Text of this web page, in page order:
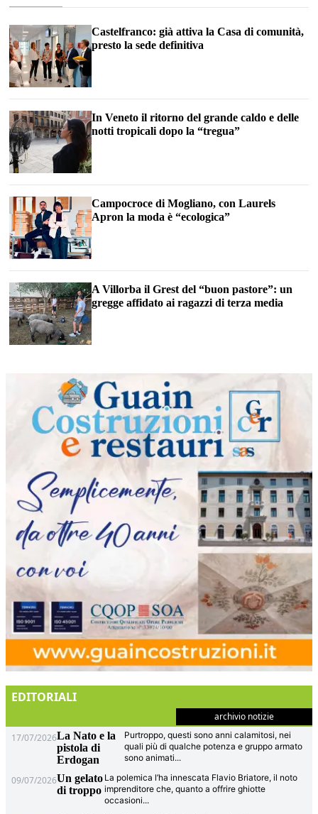
Castelfranco: già attiva la Casa di comunità,
presto la sede definitiva
In Veneto il ritorno del grande caldo e delle
notti tropicali dopo la “tregua”
Campocroce di Mogliano, con Laurels
Apron la moda è “ecologica”
A Villorba il Grest del “buon pastore”: un
gregge affidato ai ragazzi di terza media
EDITORIALI
archivio notizie
17/07/2026La Nato e la
pistola di
Erdogan
Purtroppo, questi sono anni calamitosi, nei
quali più di qualche potenza e gruppo armato
sono animati...
09/07/2026Un gelato
di troppo
La polemica l’ha innescata Flavio Briatore, il noto
imprenditore che, quanto a offrire ghiotte
occasioni...